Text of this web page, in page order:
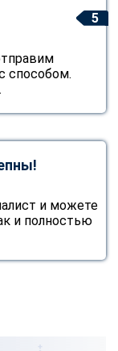
5
способом.
и можете
и полностью